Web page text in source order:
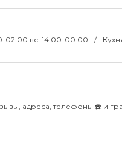
02:00 вс: 14:00-00:00
адреса, телефоны ☎️ и